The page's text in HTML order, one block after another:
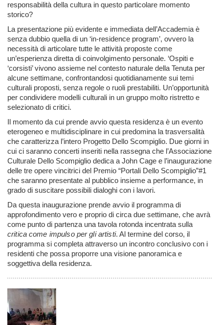
responsabilità della cultura in questo particolare momento
storico?
La presentazione più evidente e immediata dell’Accademia è
senza dubbio quella di un ‘in-residence program’, ovvero la
necessità di articolare tutte le attività proposte come
un’esperienza diretta di coinvolgimento personale. ‘Ospiti e
‘corsisti’ vivono assieme nel contesto naturale della Tenuta per
alcune settimane, confrontandosi quotidianamente sui temi
culturali proposti, senza regole o ruoli prestabiliti. Un’opportunità
per condividere modelli culturali in un gruppo molto ristretto e
selezionato di critici.
Il momento da cui prende avvio questa residenza è un evento
eterogeneo e multidisciplinare in cui predomina la trasversalità
che caratterizza l’intero Progetto Dello Scompiglio. Due giorni in
cui ci saranno concerti inseriti nella rassegna che l’Associazione
Culturale Dello Scompiglio dedica a John Cage e l’inaugurazione
delle tre opere vincitrici del Premio “Portali Dello Scompiglio”#1
che saranno presentate al pubblico insieme a performance, in
grado di suscitare possibili dialoghi con i lavori.
Da questa inaugurazione prende avvio il programma di
approfondimento vero e proprio di circa due settimane, che avrà
come punto di partenza una tavola rotonda incentrata sulla
critica come impulso per gli artisti. Al termine del corso, il
programma si completa attraverso un incontro conclusivo con i
residenti che possa proporre una visione panoramica e
soggettiva della residenza.